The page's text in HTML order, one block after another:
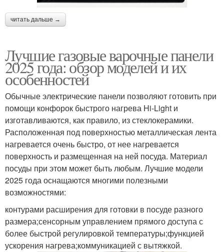
читать дальше →
Лучшие газовые варочные панели
2025 года: обзор моделей и их
особенностей
Обычные электрические панели позволяют готовить при
помощи конфорок быстрого нагрева Hi-Light и
изготавливаются, как правило, из стеклокерамики.
Расположенная под поверхностью металлическая лента
нагревается очень быстро, от нее нагревается
поверхность и размещенная на ней посуда. Материал
посуды при этом может быть любым. Лучшие модели
2025 года оснащаются многими полезными
возможностями:
контурами расширения для готовки в посуде разного
размера;сенсорным управлением прямого доступа с
более быстрой регулировкой температуры;функцией
ускорения нагрева;коммуникацией с вытяжкой.